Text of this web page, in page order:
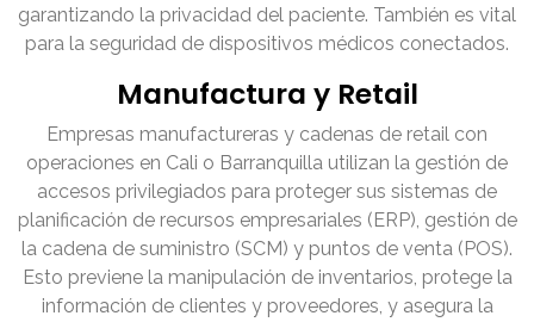
garantizando la privacidad del paciente. También es vital
para la seguridad de dispositivos médicos conectados.
Manufactura y Retail
Empresas manufactureras y cadenas de retail con
operaciones en Cali o Barranquilla utilizan la gestión de
accesos privilegiados para proteger sus sistemas de
planificación de recursos empresariales (ERP), gestión de
la cadena de suministro (SCM) y puntos de venta (POS).
Esto previene la manipulación de inventarios, protege la
información de clientes y proveedores, y asegura la